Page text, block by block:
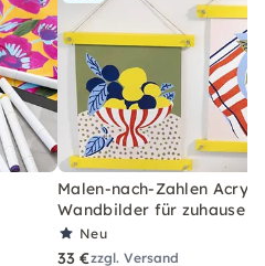
Malen-nach-Zahlen Acryl-
Wandbilder für zuhause
Neu
33 €zzgl. Versand